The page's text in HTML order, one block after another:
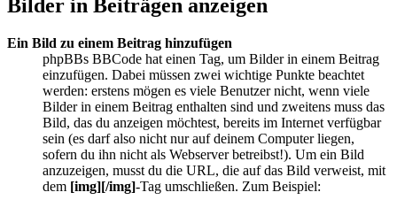
Bilder in Beiträgen anzeigen
Ein Bild zu einem Beitrag hinzufügen
phpBBs BBCode hat einen Tag, um Bilder in einem Beitrag
einzufügen. Dabei müssen zwei wichtige Punkte beachtet
werden: erstens mögen es viele Benutzer nicht, wenn viele
Bilder in einem Beitrag enthalten sind und zweitens muss das
Bild, das du anzeigen möchtest, bereits im Internet verfügbar
sein (es darf also nicht nur auf deinem Computer liegen,
sofern du ihn nicht als Webserver betreibst!). Um ein Bild
anzuzeigen, musst du die URL, die auf das Bild verweist, mit
dem [img][/img]-Tag umschließen. Zum Beispiel: